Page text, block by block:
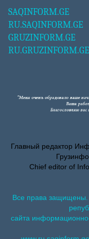
SAQINFORM.GE
RU.SAQINFORM.GE
GRUZINFORM.GE
RU.GRUZINFORM.GE
Главный редактор
Chief editor of
Все права защищены.
сайта